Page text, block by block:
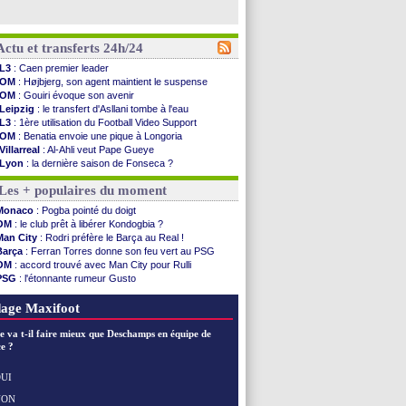
et transferts 24h/24
L3 : Caen premier leader
OM : Højbjerg, son agent maintient le suspense
OM : Gouiri évoque son avenir
Leipzig : le transfert d'Asllani tombe à l'eau
L3 : 1ère utilisation du Football Video Support
OM : Benatia envoie une pique à Longoria
Villarreal : Al-Ahli veut Pape Gueye
Lyon : la dernière saison de Fonseca ?
OM: un nouveau prétendant pour Højbjerg
Brest: un gardien norvégien en approche ?
OM: McCourt a versé 120 M€ en 2026
PSG: 4 retours dans le groupe face à Man Utd ...
Nice: Kevin Carlos va partir en Italie
L1: prison avec sursis requis contre un arbitre
Leganés: c'est signé pour Luca Zidane (off.)
Atletico: Ruggeri en route pour Aston Villa
Monaco: Filipe Luis soutient Biereth
PSG : Nsoki va signer en Croatie
Real: Mastantuono prêté à la Fiorentina (off.)
Man City
Palace
+ populaires du moment
: Pogba pointé du doigt
: le club prêt à libérer Kondogbia ?
City : Rodri préfère le Barça au Real !
: Ferran Torres donne son feu vert au PSG
: accord trouvé avec Man City pour Rulli
: l'étonnante rumeur Gusto
: Owori battu à mort à Kampala
Maxifoot
va t-il faire mieux que Deschamps en équipe de
?